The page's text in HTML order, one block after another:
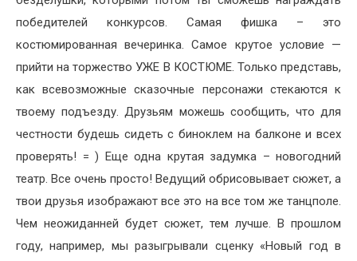
победителей конкурсов. Самая фишка – это
костюмированная вечеринка. Самое крутое условие —
прийти на торжество УЖЕ В КОСТЮМЕ. Только представь,
как всевозможные сказочные персонажи стекаются к
твоему подъезду. Друзьям можешь сообщить, что для
честности будешь сидеть с биноклем на балконе и всех
проверять! = ) Еще одна крутая задумка – новогодний
театр. Все очень просто! Ведущий обрисовывает сюжет, а
твои друзья изображают все это на все том же танцполе.
Чем неожиданней будет сюжет, тем лучше. В прошлом
году, например, мы разыгрывали сценку «Новый год в